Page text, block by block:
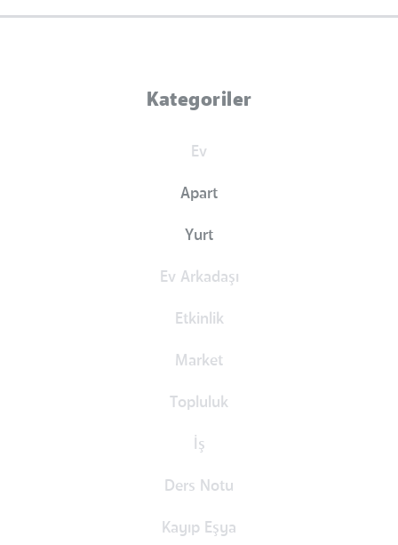
Kategoriler
Ev
Apart
Yurt
Ev Arkadaşı
Etkinlik
Market
Topluluk
İş
Ders Notu
Kayıp Eşya